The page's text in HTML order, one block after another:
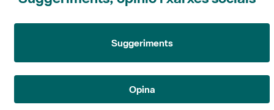
Suggeriments
Opina